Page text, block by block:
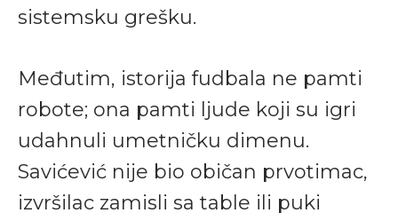
sistemsku grešku.
Međutim, istorija fudbala ne pamti
robote; ona pamti ljude koji su igri
udahnuli umetničku dimenu.
Savićević nije bio običan prvotimac,
izvršilac zamisli sa table ili puki